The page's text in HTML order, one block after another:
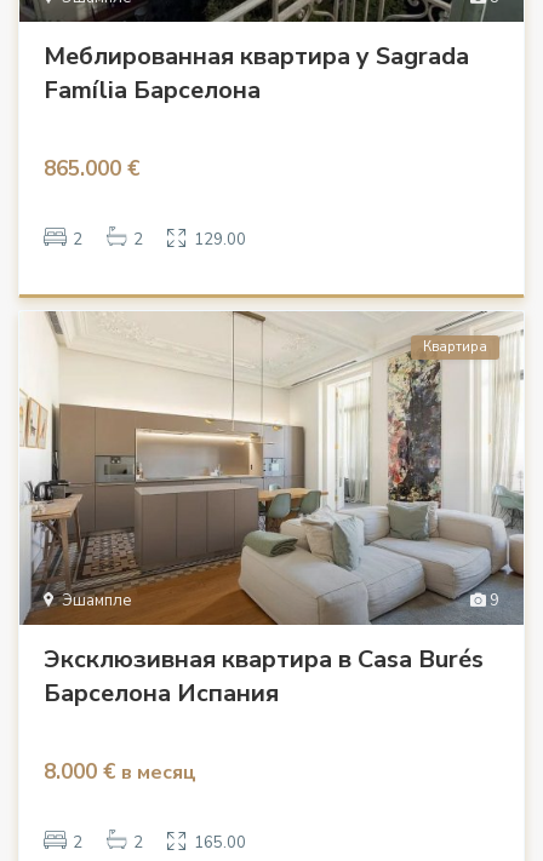
Меблированная квартира у Sagrada
Família Барселона
865.000 €
2 2 129.00
9
Эшампле
Квартира
Эксклюзивная квартира в Casa Burés
Барселона Испания
8.000 € в месяц
2 2 165.00